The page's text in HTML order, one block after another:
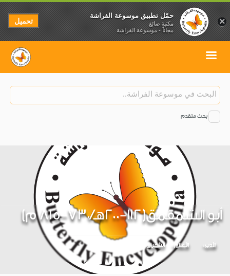
بحث متقدم
أبو الشمقمق(112-200هـ/730-815 م)
الأدب الأعلام الشعراء
×
حمّل تطبيق موسوعة الفراشة
مكتبة صائغ
مجاناً - موسوعة الفراشة
تحميل